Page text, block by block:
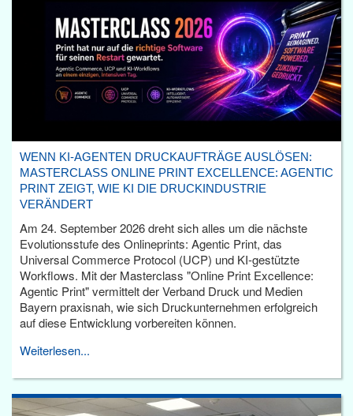
WENN KI-AGENTEN DRUCKAUFTRÄGE AUSLÖSEN:
MASTERCLASS ONLINE PRINT EXCELLENCE: AGENTIC
PRINT ZEIGT, WIE KI DIE DRUCKINDUSTRIE
VERÄNDERT
Am 24. September 2026 dreht sich alles um die nächste
Evolutionsstufe des Onlineprints: Agentic Print, das
Universal Commerce Protocol (UCP) und KI-gestützte
Workflows. Mit der Masterclass "Online Print Excellence:
Agentic Print" vermittelt der Verband Druck und Medien
Bayern praxisnah, wie sich Druckunternehmen erfolgreich
auf diese Entwicklung vorbereiten können.
Weiterlesen...